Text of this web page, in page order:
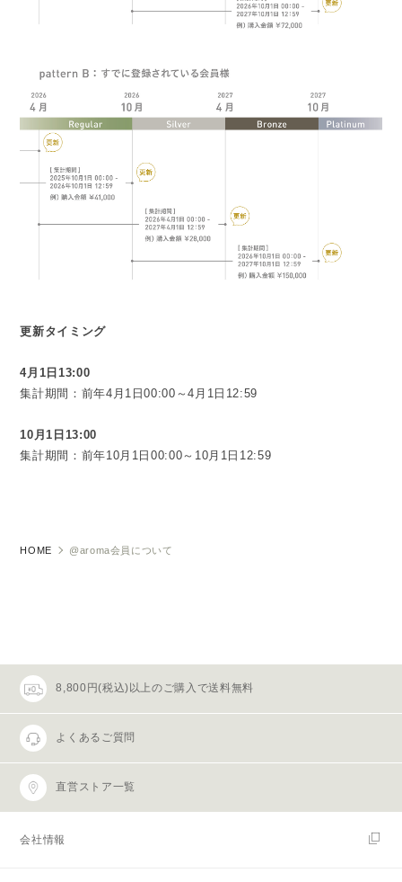
更新タイミング
4月1日13:00
集計期間：前年4月1日00:00～4月1日12:59
10月1日13:00
集計期間：前年10月1日00:00～10月1日12:59
HOME @aroma会員について
8,800円(税込)以上のご購入で送料無料
よくあるご質問
直営ストア一覧
会社情報